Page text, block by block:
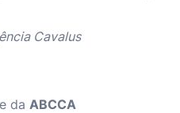
Cavalus
da ABCCA